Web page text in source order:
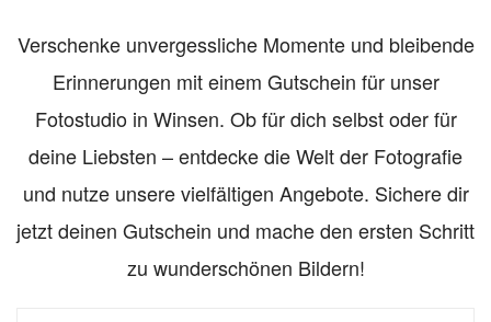
Verschenke unvergessliche Momente und bleibende
Erinnerungen mit einem Gutschein für unser
Fotostudio in Winsen. Ob für dich selbst oder für
deine Liebsten – entdecke die Welt der Fotografie
und nutze unsere vielfältigen Angebote. Sichere dir
jetzt deinen Gutschein und mache den ersten Schritt
zu wunderschönen Bildern!